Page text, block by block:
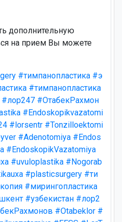
дополнительную
на прием Вы можете
#тимпанопластика #э
#тимпанопластика
#лор247 #ОтабекРахмон
#Endoskopikvazatomi
#lorsentr #Tonzilloektomi
#Adenotomiya #Endos
#EndoskopikVazatomiya
#uvuloplastika #Nogorab
#plasticsurgery #ти
#мирингопластика
#узбекистан #лор2
#Otabeklor #